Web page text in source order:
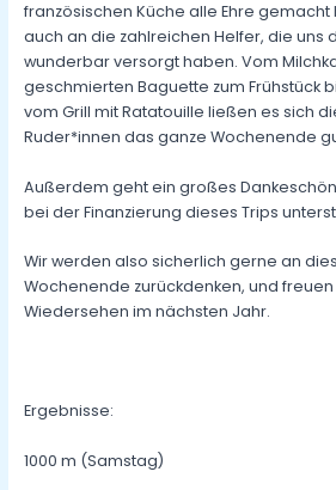
französischen Küche alle Ehre gemacht
auch an die zahlreichen Helfer, die uns
wunderbar versorgt haben. Vom
geschmierten Baguette zum Frühstück
vom Grill mit Ratatouille ließen es sich
Ruder*innen das ganze Wochenende
Außerdem geht ein großes Dankeschön
bei der Finanzierung dieses Trips
Wir werden also sicherlich gerne an
Wochenende zurückdenken, und freuen
Wiedersehen im nächsten Jahr.
Ergebnisse:
1000 m (Samstag)